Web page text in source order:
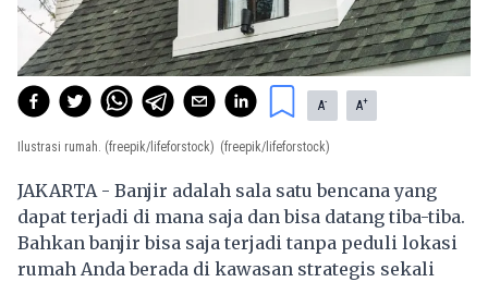
A- A+
Ilustrasi rumah. (freepik/lifeforstock) (freepik/lifeforstock)
JAKARTA - Banjir adalah sala satu bencana yang
dapat terjadi di mana saja dan bisa datang tiba-tiba.
Bahkan banjir bisa saja terjadi tanpa peduli lokasi
rumah Anda berada di kawasan strategis sekali